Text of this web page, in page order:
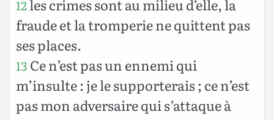
12les crimes sont au milieu d’elle, la
fraude et la tromperie ne quittent pas
ses places.
13 Ce n’est pas un ennemi qui
m’insulte : je le supporterais ; ce n’est
pas mon adversaire qui s’attaque à